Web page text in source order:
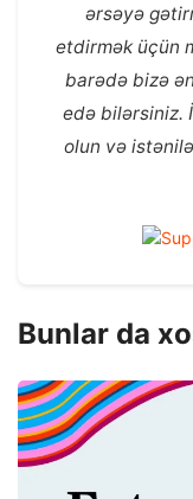
ərsəyə
etdirmək üçün
barədə bizə
edə bilərsiniz.
olun və
Bunlar da